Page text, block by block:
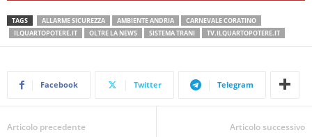
TAGS ALLARME SICUREZZA AMBIENTE ANDRIA
CARNEVALE CORATINO
ILQUARTOPOTERE.IT
OLTRE LA NEWS SISTEMA TRANI TV.ILQUARTOPOTERE.IT
Facebook Twitter Telegram
Articolo precedente Articolo successivo